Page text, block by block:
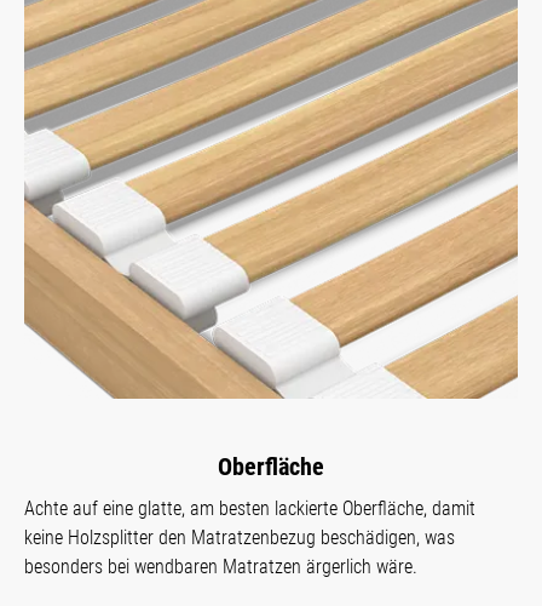
Oberfläche
Achte auf eine glatte, am besten lackierte Oberfläche, damit
keine Holzsplitter den Matratzenbezug beschädigen, was
besonders bei wendbaren Matratzen ärgerlich wäre.